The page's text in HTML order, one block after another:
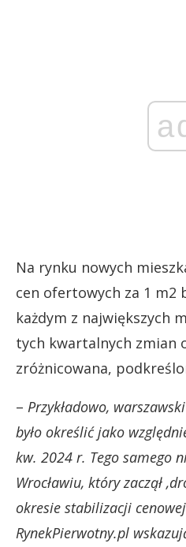
Na rynku nowych
cen ofertowych za 1 m2
każdym z największych
tych kwartalnych zmian
zróżnicowana,
– Przykładowo,
było określić jako
kw. 2024 r. Tego samego
Wrocławiu, który zaczął
okresie stabilizacji
RynekPierwotny.pl